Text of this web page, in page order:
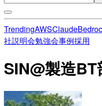
TrendingAWSClaude
社説明会勉強会事例採用
SIN@製造